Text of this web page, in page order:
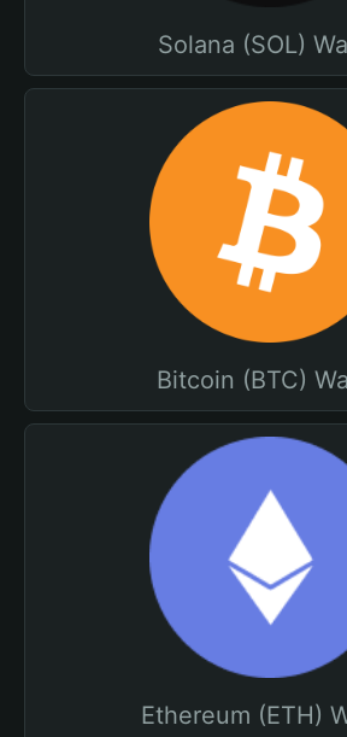
Solana (SOL)
Bitcoin (BTC)
Ethereum (ETH)